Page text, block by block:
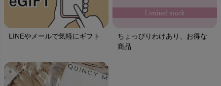
LINEやメールで気軽にギフト
ちょっぴりわけあり、お得な
商品